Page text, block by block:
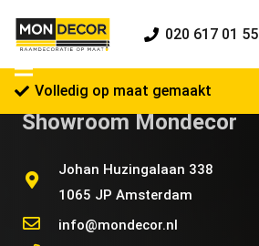
020 617 01 55
Volledig op maat gemaakt
Showroom Mondecor
Johan Huzingalaan 338
1065 JP Amsterdam
info@mondecor.nl